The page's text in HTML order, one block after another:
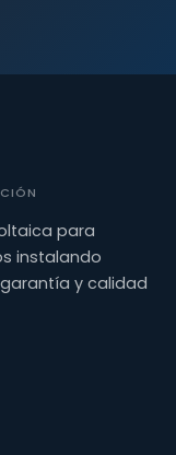
para
instalando
y calidad